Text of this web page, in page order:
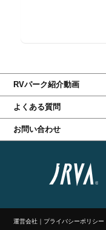
RVパーク紹介動画
よくある質問
お問い合わせ
運営会社 ｜ プライバシーポリシー